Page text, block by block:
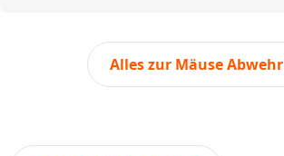
Alles zur Mäuse Abwehr